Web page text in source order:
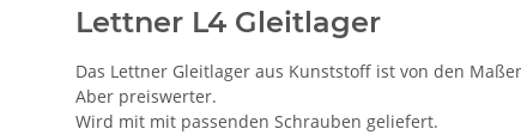
Lettner L4 Gleitlager
Das Lettner Gleitlager aus Kunststoff ist von den
Aber preiswerter.
Wird mit mit passenden Schrauben geliefert.